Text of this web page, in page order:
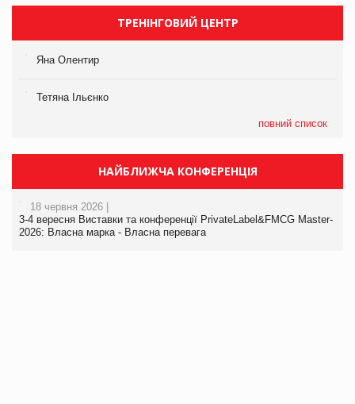
ТРЕНІНГОВИЙ ЦЕНТР
Яна Олентир
Тетяна Ільєнко
повний список
НАЙБЛИЖЧА КОНФЕРЕНЦІЯ
18 червня 2026 |
3-4 вересня Виставки та конференції PrivateLabel&FMCG Master-
2026: Власна марка - Власна перевага